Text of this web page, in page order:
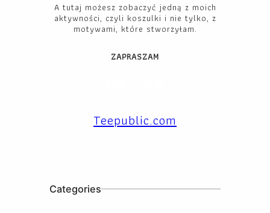
A tutaj możesz zobaczyć jedną z moich
aktywności, czyli koszulki i nie tylko, z
motywami, które stworzyłam.
ZAPRASZAM
Teepublic.com
Categories